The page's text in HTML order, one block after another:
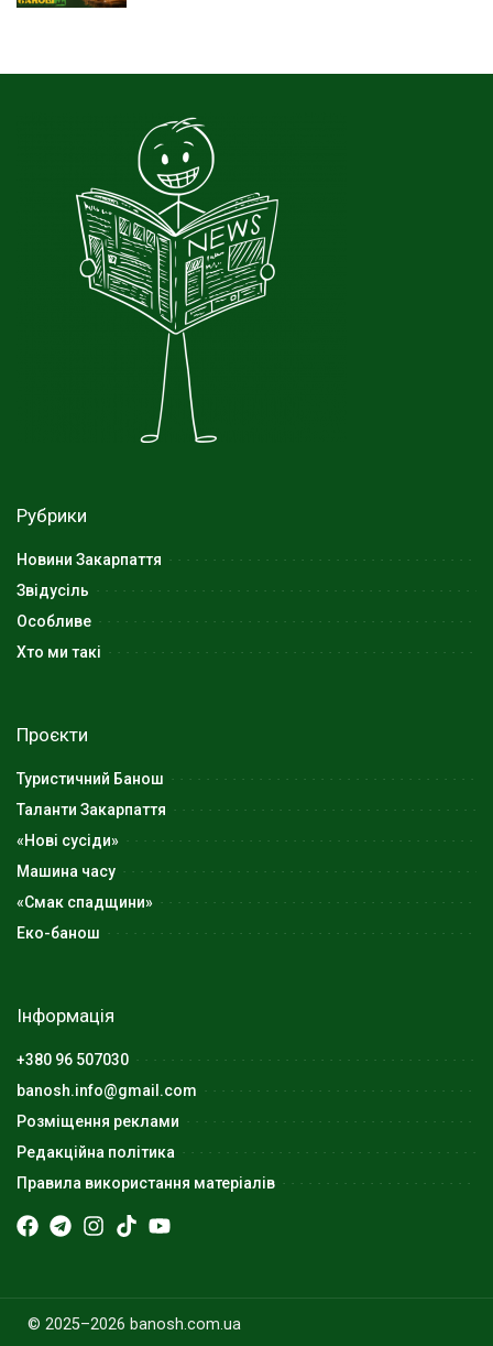
Рубрики
Новини Закарпаття
Звідусіль
Особливе
Хто ми такі
Проєкти
Туристичний Банош
Таланти Закарпаття
«Нові сусіди»
Машина часу
«Смак спадщини»
Еко-банош
Інформація
+380 96 507030
banosh.info@gmail.com
Розміщення реклами
Редакційна політика
Правила використання матеріалів
© 2025–2026 banosh.com.ua